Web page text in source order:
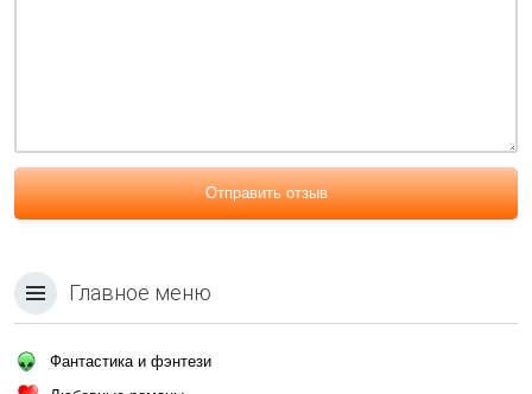
Отправить отзыв
Главное меню
Фантастика и фэнтези